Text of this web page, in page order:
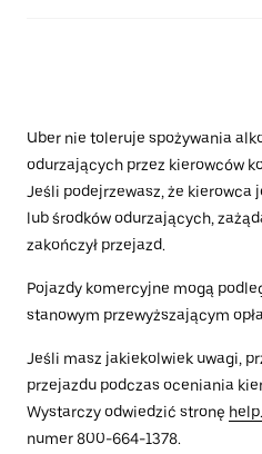
Uber nie toleruje spożywania
odurzających przez kierowców
Jeśli podejrzewasz, że kierowca
lub środków odurzających,
zakończył przejazd.
Pojazdy komercyjne mogą
stanowym przewyższającym
Jeśli masz jakiekolwiek uwagi,
przejazdu podczas oceniania
Wystarczy odwiedzić stronę
numer 800-664-1378.